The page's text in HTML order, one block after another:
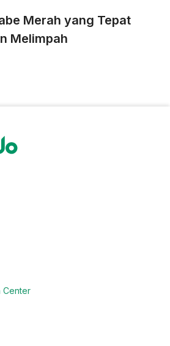
Merah yang Tepat
Melimpah
Center